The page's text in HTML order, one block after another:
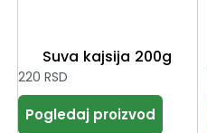
Suva kajsija 200g
220 RSD